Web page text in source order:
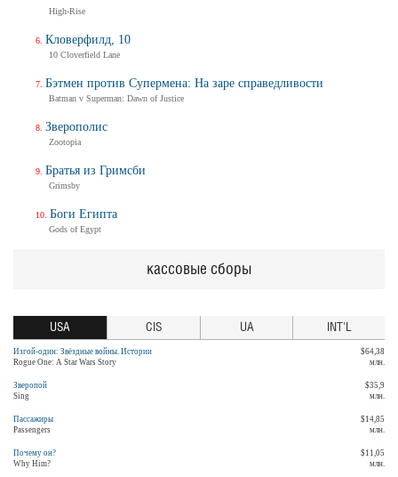
High-Rise
Кловерфилд, 10
10 Cloverfield Lane
Бэтмен против Супермена: На заре справедливости
Batman v Superman: Dawn of Justice
Зверополис
Zootopia
Братья из Гримсби
Grimsby
Боги Египта
Gods of Egypt
кассовые сборы
USA CIS UA INT'L
Изгой-один: Звёздные войны. Истории
Rogue One: A Star Wars Story
$64,38
млн.
Зверопой
Sing
$35,9
млн.
Пассажиры
Passengers
$14,85
млн.
Почему он?
Why Him?
$11,05
млн.